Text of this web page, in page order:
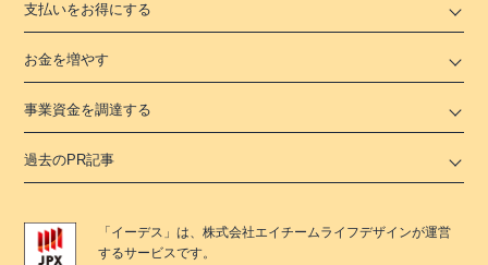
支払いをお得にする
お金を増やす
事業資金を調達する
過去のPR記事
「 イーデス 」は、株式会社エイチームライフデザインが運営
するサービスです。